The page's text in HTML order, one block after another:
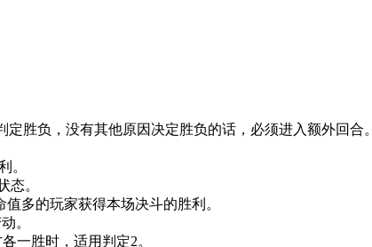
胜负，没有其他原因决定胜负的话，必须进入额外回合。
。
态。
多的玩家获得本场决斗的胜利。
。
一胜时，适用判定2。